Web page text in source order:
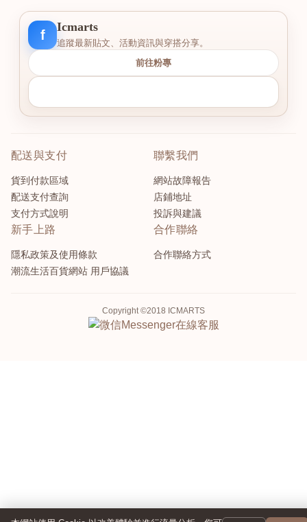
f
Icmarts
追蹤最新貼文、活動資訊與穿搭分享。
前往粉專
配送與支付
貨到付款區域
配送支付查詢
支付方式說明
聯繫我們
網站故障報告
店鋪地址
投訴與建議
新手上路
隱私政策及使用條款
潮流生活百貨網站 用戶協議
合作聯絡
合作聯絡方式
Copyright ©2018 ICMARTS
Messenger在線客服